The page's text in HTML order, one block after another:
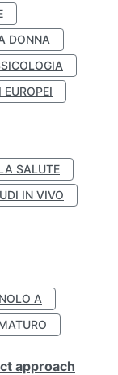
DONNA
EUROPEI
SALUTE
IN VIVO
A
approach